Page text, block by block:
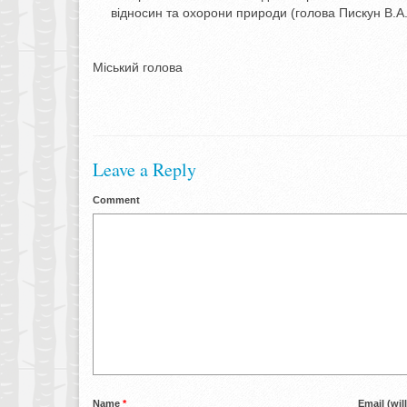
відносин та охорони природи (голова Пискун
Міський голова
Leave a Reply
Comment
Name * Email